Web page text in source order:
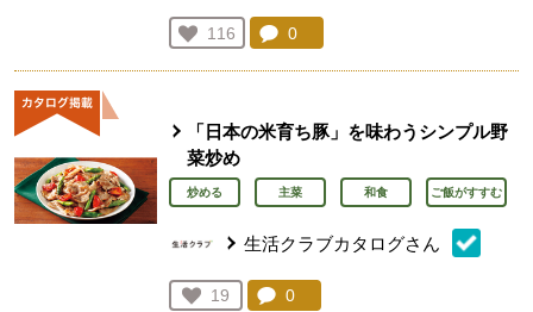
お気に入り登録：
116
人が登録
コメント：
0
「日本の米育ち豚」を味わうシンプル野
菜炒め
炒める 主菜 和食 ご飯がすすむ
生活クラブカタログさん
お気に入り登録：
19
コメント：
0